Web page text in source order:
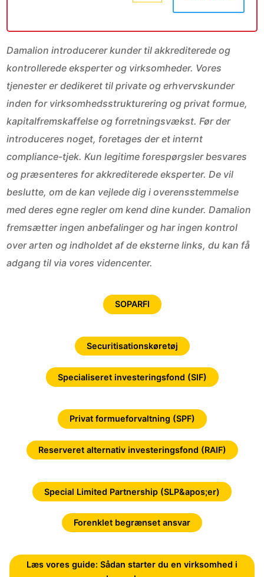
Damalion introducerer kunder til akkrediterede og
kontrollerede eksperter og virksomheder. Vores
tjenester er dedikeret til private og erhvervskunder
inden for virksomhedsstrukturering og privat formue,
kapitalfremskaffelse og forretningsvækst. Før der
introduceres noget, foretages der et internt
compliance-tjek. Kun legitime forespørgsler besvares
og præsenteres for akkrediterede eksperter. De vil
beslutte, om de kan vejlede dig i overensstemmelse
med deres egne regler om kend dine kunder. Damalion
fremsætter ingen anbefalinger og har ingen kontrol
over arten og indholdet af de eksterne links, du kan få
adgang til via vores videncenter.
SOPARFI
Securitisationskøretøj
Specialiseret investeringsfond (SIF)
Privat formueforvaltning (SPF)
Reserveret alternativ investeringsfond (RAIF)
Special Limited Partnership (SLP&apos;er)
Forenklet begrænset ansvar
Læs vores guide: Sådan starter du en virksomhed i